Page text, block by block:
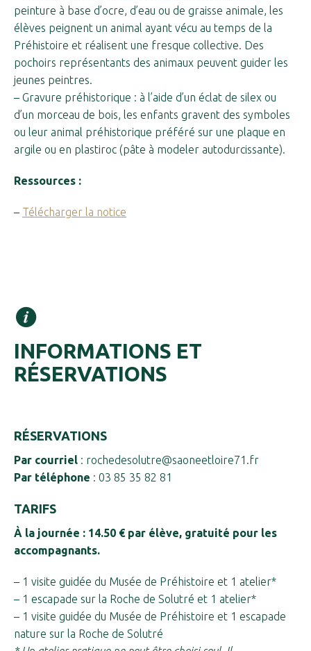
peinture à base d’ocre, d’eau ou de graisse animale, les
élèves peignent un animal ayant vécu au temps de la
Préhistoire et réalisent une fresque collective. Des
pochoirs représentants des animaux peuvent guider les
jeunes peintres.
– Gravure préhistorique : à l’aide d’un éclat de silex ou
d’un morceau de bois, les enfants gravent des symboles
ou leur animal préhistorique préféré sur une plaque en
argile ou en plastiroc (pâte à modeler autodurcissante).
Ressources :
– Télécharger la notice
INFORMATIONS ET
RÉSERVATIONS
RÉSERVATIONS
Par courriel : rochedesolutre@saoneetloire71.fr
Par téléphone : 03 85 35 82 81
TARIFS
À la journée : 14.50 € par élève, gratuité pour les
accompagnants.
– 1 visite guidée du Musée de Préhistoire et 1 atelier*
– 1 escapade sur la Roche de Solutré et 1 atelier*
– 1 visite guidée du Musée de Préhistoire et 1 escapade
nature sur la Roche de Solutré